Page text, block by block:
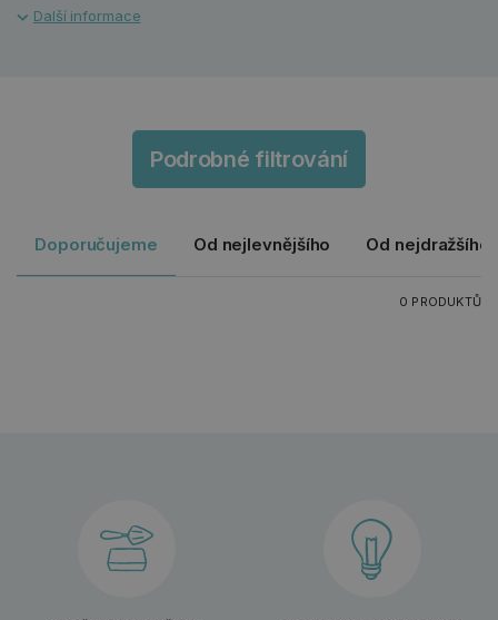
Podrobné filtrování
Doporučujeme Od nejlevnějšího Od nejdražšího
0 PRODUKTŮ